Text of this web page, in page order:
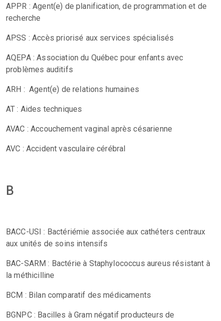
APPR : Agent(e) de planification, de programmation et de
recherche
APSS : Accès priorisé aux services spécialisés
AQEPA : Association du Québec pour enfants avec
problèmes auditifs
ARH : Agent(e) de relations humaines
AT : Aides techniques
AVAC : Accouchement vaginal après césarienne
AVC : Accident vasculaire cérébral
B
BACC-USI : Bactériémie associée aux cathéters centraux
aux unités de soins intensifs
BAC-SARM : Bactérie à Staphylococcus aureus résistant à
la méthicilline
BCM : Bilan comparatif des médicaments
BGNPC : Bacilles à Gram négatif producteurs de